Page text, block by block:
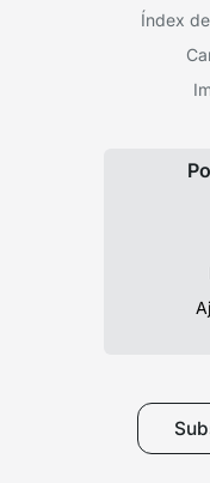
Índex